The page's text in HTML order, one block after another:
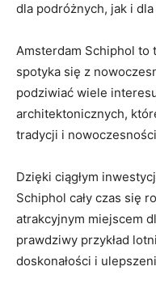
dla podróżnych, ⁣jak i
Amsterdam Schiphol ‍to​
⁢spotyka się ​z⁣
‍podziwiać wiele
architektonicznych,
‍tradycji i
Dzięki ciągłym
⁣Schiphol cały czas ​się
atrakcyjnym miejscem
⁢prawdziwy przykład
doskonałości ⁤i